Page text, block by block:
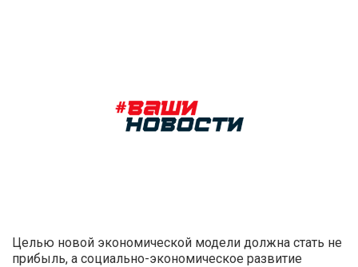
Целью новой экономической модели должна стать не
прибыль, а социально-экономическое развитие